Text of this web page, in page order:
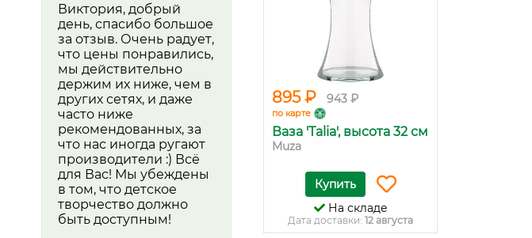
Виктория, добрый
день, спасибо большое
за отзыв. Очень радует,
что цены понравились,
мы действительно
держим их ниже, чем в
других сетях, и даже
часто ниже
рекомендованных, за
что нас иногда ругают
производители :) Всё
для Вас! Мы убеждены
в том, что детское
творчество должно
быть доступным!
895 ₽ 943 ₽
по карте
Ваза 'Talia', высота 32 см
Muza
Купить
На складе
Дата доставки: 12 августа